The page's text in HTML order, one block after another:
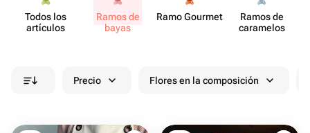
Todos los
artículos
Ramos de
bayas
Ramo Gourmet
Ramos de
caramelos
Precio Flores en la composición